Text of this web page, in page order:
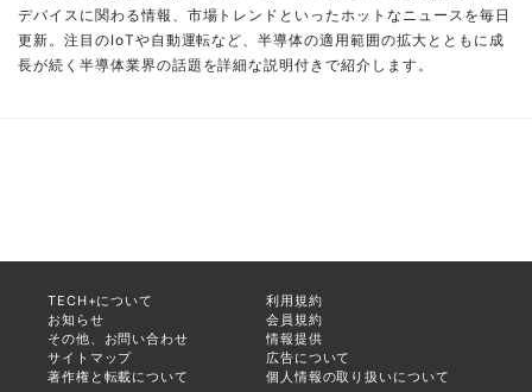
デバイスに関わる情報、市場トレンドといったホットなニュースを毎日
更新。注目のIoTや自動運転など、半導体の適用範囲の拡大とともに成
長が続く半導体業界の話題を詳細な説明付きで紹介します。
TECH+について
利用規約
お知らせ
会員規約
その他、お問い合わせ
情報提供
サイトマップ
広告について
著作権と転載について
個人情報の取り扱いについて